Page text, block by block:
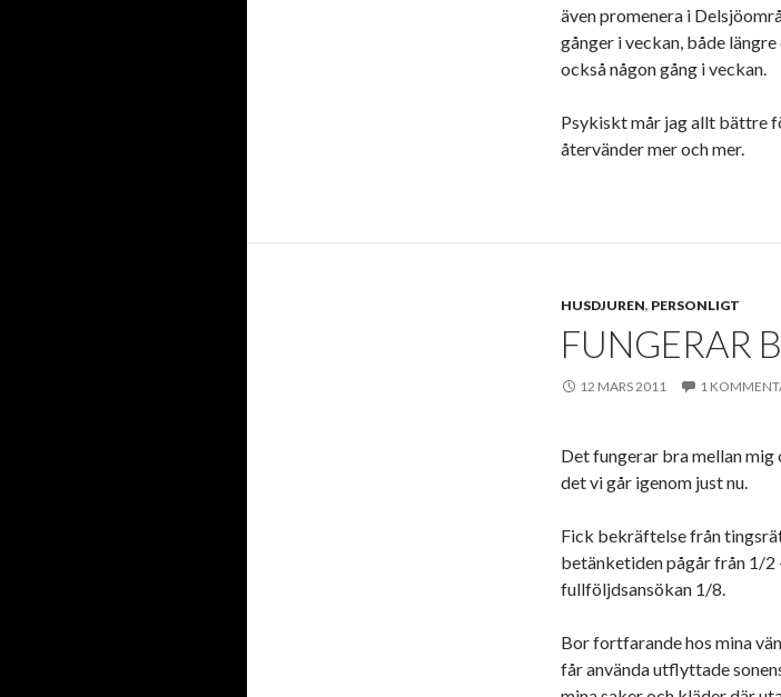
även promenera i
gånger i veckan, både
också någon gång i veckan.
Psykiskt mår jag allt bättre
återvänder mer och mer.
HUSDJUREN, PERSONLIGT
FUNGERAR
12 MARS 2011 1
Det fungerar bra mellan
det vi går igenom just nu.
Fick bekräftelse från
betänketiden pågår från 1/2
fullföljdsansökan 1/8.
Bor fortfarande hos mina
får använda utflyttade